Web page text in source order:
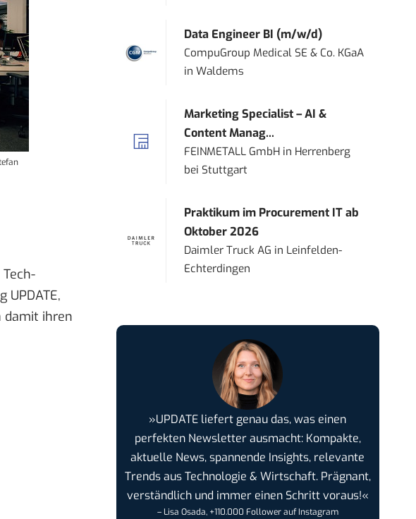
damit ihren
Data Engineer BI (m/w/d)
CompuGroup Medical SE & Co. KGaA
inWaldems
Marketing Specialist – AI &
Content Manag...
FEINMETALL GmbH in Herrenberg
bei Stuttgart
Praktikum im Procurement IT ab
Oktober 2026
Daimler Truck AG in Leinfelden-
Echterdingen
»UPDATE liefert genau das, was einen
perfekten Newsletter ausmacht: Kompakte,
aktuelle News, spannende Insights, relevante
Trends aus Technologie & Wirtschaft. Prägnant,
verständlich und immer einen Schritt voraus!«
– Lisa Osada, +110.000 Follower auf Instagram